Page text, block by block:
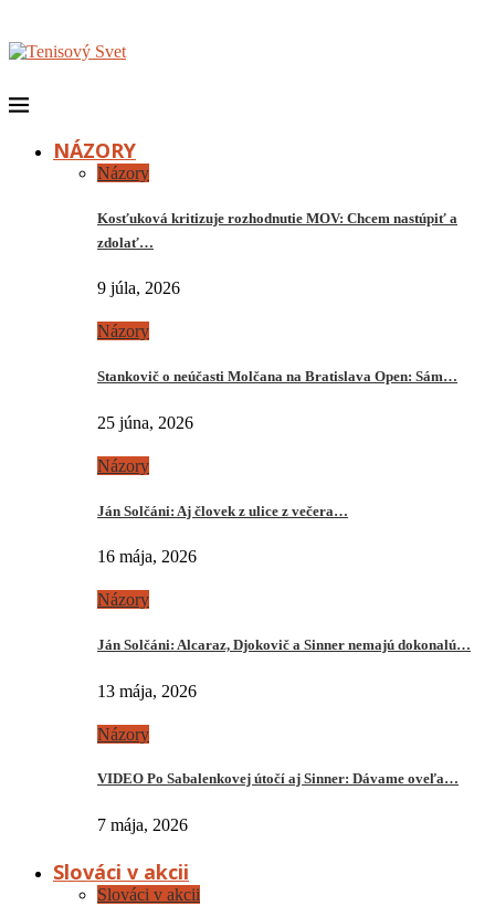
NÁZORY
Názory
Kosťuková kritizuje rozhodnutie MOV: Chcem nastúpiť a
zdolať…
9 júla, 2026
Názory
Stankovič o neúčasti Molčana na Bratislava Open: Sám…
25 júna, 2026
Názory
Ján Solčáni: Aj človek z ulice z večera…
16 mája, 2026
Názory
Ján Solčáni: Alcaraz, Djokovič a Sinner nemajú dokonalú…
13 mája, 2026
Názory
VIDEO Po Sabalenkovej útočí aj Sinner: Dávame oveľa…
7 mája, 2026
Slováci v akcii
Slováci v akcii